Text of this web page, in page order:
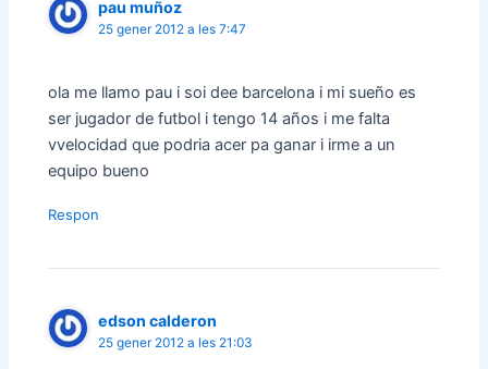
pau muñoz
25 gener 2012 a les 7:47
ola me llamo pau i soi dee barcelona i mi sueño es
ser jugador de futbol i tengo 14 años i me falta
vvelocidad que podria acer pa ganar i irme a un
equipo bueno
Respon
edson calderon
25 gener 2012 a les 21:03